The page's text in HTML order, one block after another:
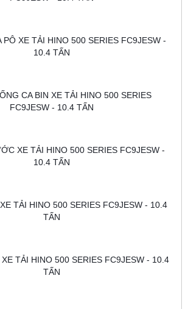
PÔ XE TẢI HINO 500 SERIES FC9JESW -
10.4 TẤN
CA BIN XE TẢI HINO 500 SERIES
FC9JESW - 10.4 TẤN
XE TẢI HINO 500 SERIES FC9JESW -
10.4 TẤN
TẢI HINO 500 SERIES FC9JESW - 10.4
TẤN
TẢI HINO 500 SERIES FC9JESW - 10.4
TẤN